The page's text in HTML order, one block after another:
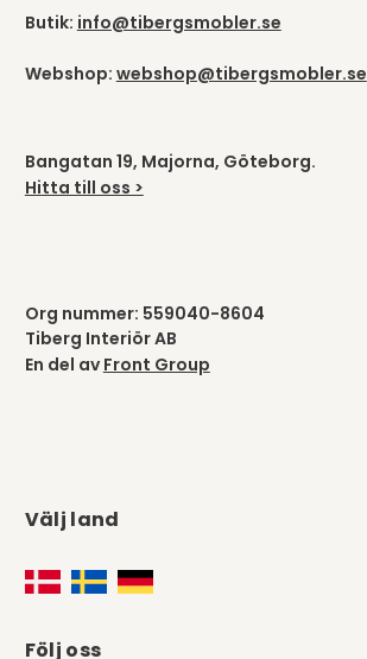
Butik: info@tibergsmobler.se
Webshop: webshop@tibergsmobler.se
Bangatan 19, Majorna, Göteborg.
Hitta till oss >
Org nummer: 559040-8604
Tiberg Interiör AB
En del av Front Group
Välj land
Följ oss